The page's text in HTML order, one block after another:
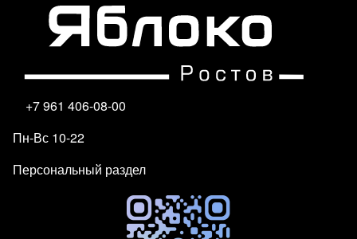
+7 961 406-08-00
Пн-Вс 10-22
Персональный раздел